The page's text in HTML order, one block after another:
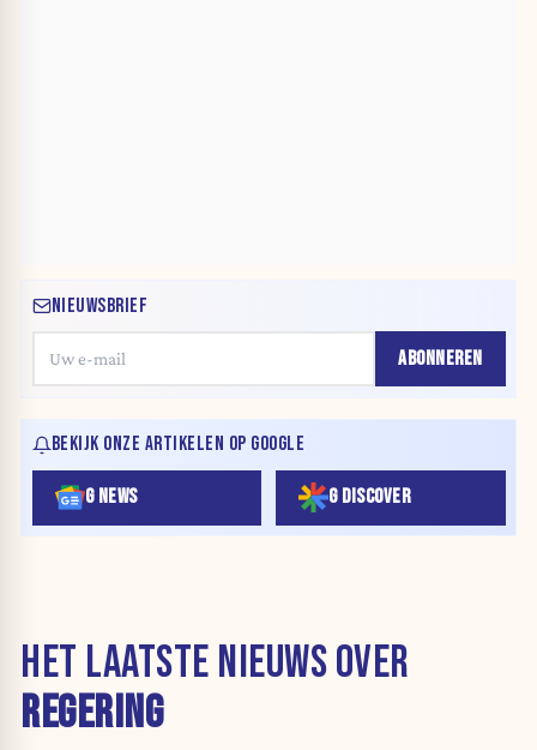
NIEUWSBRIEF
ABONNEREN
BEKIJK ONZE ARTIKELEN OP GOOGLE
G NEWS G DISCOVER
HET LAATSTE NIEUWS OVER
REGERING